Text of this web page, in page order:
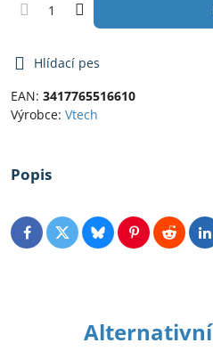
Hlídací pes
EAN: 3417765516610
Výrobce: Vtech
Popis
FacebookTwitterBlueskyPinterestReddit